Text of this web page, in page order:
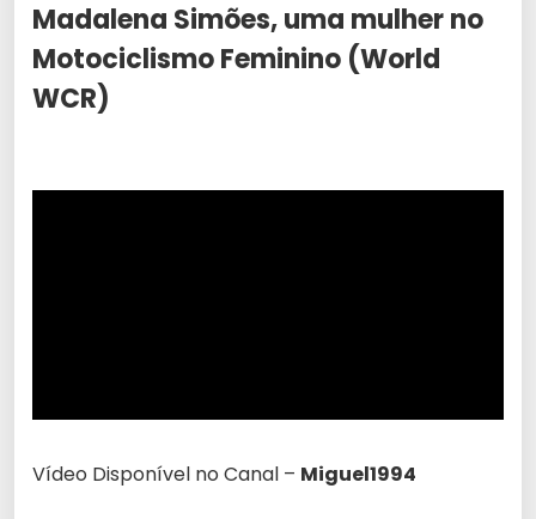
Madalena Simões, uma mulher no
Motociclismo Feminino (World
WCR)
Vídeo Disponível no Canal – Miguel1994